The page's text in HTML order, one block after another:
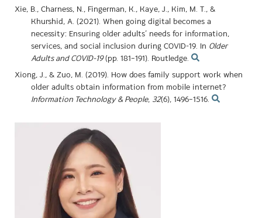
Xie, B., Charness, N., Fingerman, K., Kaye, J., Kim, M. T., &
Khurshid, A. (2021). When going digital becomes a
necessity: Ensuring older adults’ needs for information,
services, and social inclusion during COVID-19. In Older
Adults and COVID-19(pp. 181–191). Routledge.
Xiong, J., & Zuo, M. (2019). How does family support work when
older adults obtain information from mobile internet?
Information Technology & People, 32(6), 1496–1516.